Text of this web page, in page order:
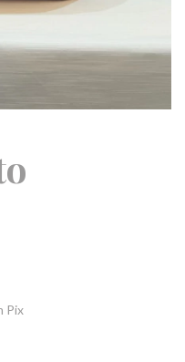
Pix